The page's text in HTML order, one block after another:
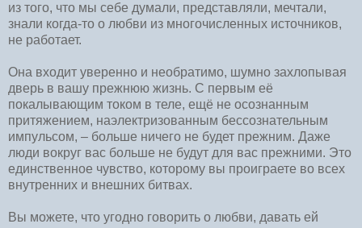
из того, что мы себе думали, представляли, мечтали,
знали когда-то о любви из многочисленных источников,
не работает.
Она входит уверенно и необратимо, шумно захлопывая
дверь в вашу прежнюю жизнь. С первым её
покалывающим током в теле, ещё не осознанным
притяжением, наэлектризованным бессознательным
импульсом, – больше ничего не будет прежним. Даже
люди вокруг вас больше не будут для вас прежними. Это
единственное чувство, которому вы проиграете во всех
внутренних и внешних битвах.
Вы можете, что угодно говорить о любви, давать ей